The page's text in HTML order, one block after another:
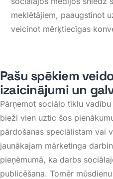
meklētājiem, paaugstinot
veicinot mērķtiecīgas
Pašu spēkiem
izaicinājumi un
Pārņemot sociālo tīklu
bieži vien uztic šos
pārdošanas speciālistam vai
jaunākajam mārketinga
pieņēmumā, ka darbs
publicēšana. Tomēr